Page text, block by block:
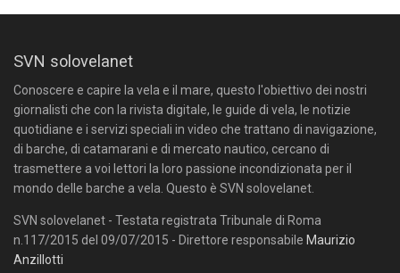
SVN solovelanet
Conoscere e capire la vela e il mare, questo l'obiettivo dei nostri
giornalisti che con la rivista digitale, le guide di vela, le notizie
quotidiane e i servizi speciali in video che trattano di navigazione,
di barche, di catamarani e di mercato nautico, cercano di
trasmettere a voi lettori la loro passione incondizionata per il
mondo delle barche a vela. Questo è SVN solovelanet.
SVN solovelanet - Testata registrata Tribunale di Roma
n.117/2015 del 09/07/2015 - Direttore responsabile Maurizio
Anzillotti